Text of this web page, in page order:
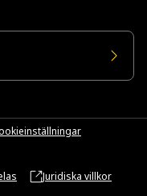
Juridiska villkor